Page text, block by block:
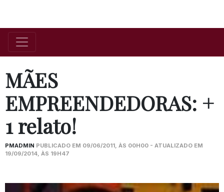
MÃES
EMPREENDEDORAS: +
1 relato!
PMADMIN PUBLICADO EM 09/06/2011, ÀS 00H00 - ATUALIZADO EM
19/09/2014, ÀS 19H47